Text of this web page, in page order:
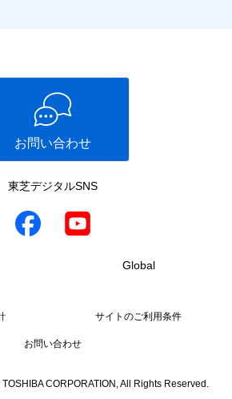
お問い合わせ
東芝デジタルSNS
Global
サイトのご利用条件
お問い合わせ
CORPORATION, All Rights Reserved.